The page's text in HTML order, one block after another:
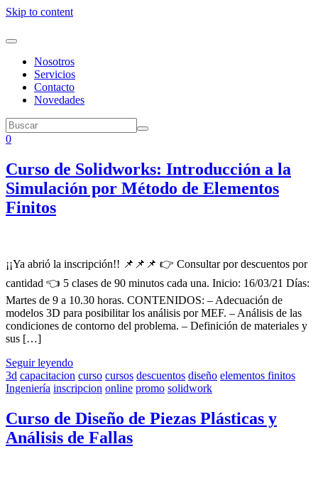
Skip to content
Nosotros
Servicios
Contacto
Novedades
0
Curso de Solidworks: Introducción a la
Simulación por Método de Elementos
Finitos
¡¡Ya abrió la inscripción!! 📌📌📌 👉 Consultar por descuentos por
cantidad 👈 5 clases de 90 minutos cada una. Inicio: 16/03/21 Días:
Martes de 9 a 10.30 horas. CONTENIDOS: – Adecuación de
modelos 3D para posibilitar los análisis por MEF. – Análisis de las
condiciones de contorno del problema. – Definición de materiales y
sus […]
Seguir leyendo
3d capacitacion curso cursos descuentos diseño elementos finitos
Ingeniería inscripcion online promo solidwork
Curso de Diseño de Piezas Plásticas y
Análisis de Fallas